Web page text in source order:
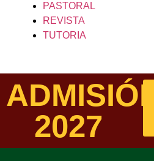
PASTORAL
REVISTA
TUTORIA
2027